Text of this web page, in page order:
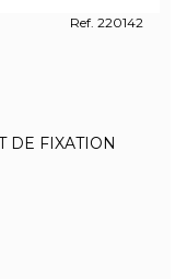
Ref. 220142
DE FIXATION